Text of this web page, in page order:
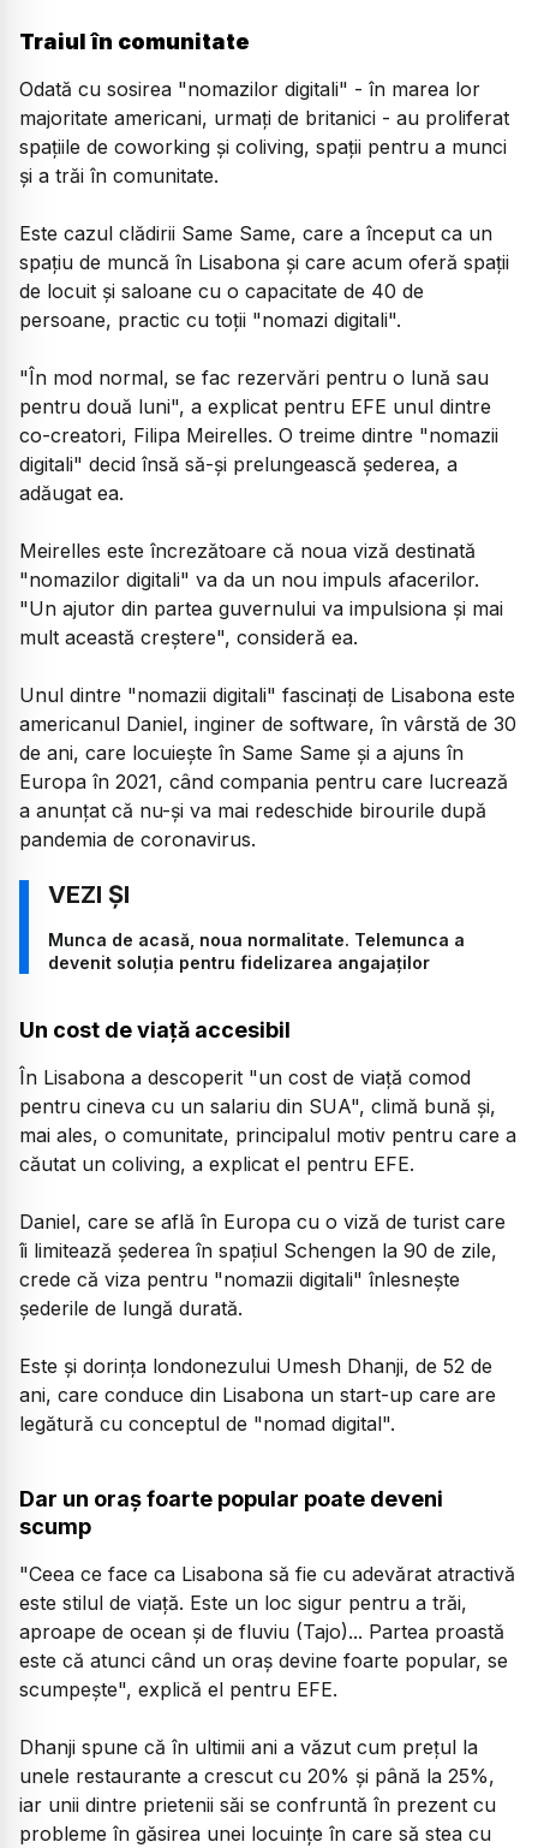
Traiul în comunitate
Odată cu sosirea "nomazilor digitali" - în marea lor
majoritate americani, urmaţi de britanici - au proliferat
spaţiile de coworking şi coliving, spaţii pentru a munci
şi a trăi în comunitate.
Este cazul clădirii Same Same, care a început ca un
spaţiu de muncă în Lisabona şi care acum oferă spaţii
de locuit şi saloane cu o capacitate de 40 de
persoane, practic cu toţii "nomazi digitali".
"În mod normal, se fac rezervări pentru o lună sau
pentru două luni", a explicat pentru EFE unul dintre
co-creatori, Filipa Meirelles. O treime dintre "nomazii
digitali" decid însă să-şi prelungească şederea, a
adăugat ea.
Meirelles este încrezătoare că noua viză destinată
"nomazilor digitali" va da un nou impuls afacerilor.
"Un ajutor din partea guvernului va impulsiona şi mai
mult această creştere", consideră ea.
Unul dintre "nomazii digitali" fascinaţi de Lisabona este
americanul Daniel, inginer de software, în vârstă de 30
de ani, care locuieşte în Same Same şi a ajuns în
Europa în 2021, când compania pentru care lucrează
a anunţat că nu-şi va mai redeschide birourile după
pandemia de coronavirus.
Munca de acasă, noua normalitate. Telemunca a
devenit soluția pentru fidelizarea angajaților
Un cost de viață accesibil
În Lisabona a descoperit "un cost de viaţă comod
pentru cineva cu un salariu din SUA", climă bună şi,
mai ales, o comunitate, principalul motiv pentru care a
căutat un coliving, a explicat el pentru EFE.
Daniel, care se află în Europa cu o viză de turist care
îi limitează şederea în spaţiul Schengen la 90 de zile,
crede că viza pentru "nomazii digitali" înlesneşte
şederile de lungă durată.
Este şi dorinţa londonezului Umesh Dhanji, de 52 de
ani, care conduce din Lisabona un start-up care are
legătură cu conceptul de "nomad digital".
Dar un oraș foarte popular poate deveni
scump
"Ceea ce face ca Lisabona să fie cu adevărat atractivă
este stilul de viaţă. Este un loc sigur pentru a trăi,
aproape de ocean şi de fluviu (Tajo)... Partea proastă
este că atunci când un oraş devine foarte popular, se
scumpeşte", explică el pentru EFE.
Dhanji spune că în ultimii ani a văzut cum preţul la
unele restaurante a crescut cu 20% şi până la 25%,
iar unii dintre prietenii săi se confruntă în prezent cu
probleme în găsirea unei locuinţe în care să stea cu